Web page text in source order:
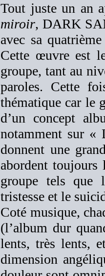
Tout juste un an
miroir, DARK
avec sa
Cette œuvre est
groupe, tant au
paroles. Cette
thématique car le
d’un concept
notamment sur
donnent une
abordent toujours
groupe tels que
tristesse et le
Coté musique,
(l’album dur
lents, très lents,
dimension